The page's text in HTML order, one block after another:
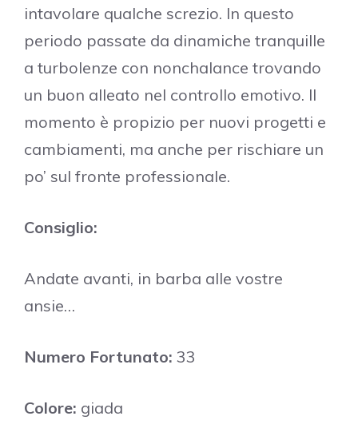
intavolare qualche screzio. In questo
periodo passate da dinamiche tranquille
a turbolenze con nonchalance trovando
un buon alleato nel controllo emotivo. Il
momento è propizio per nuovi progetti e
cambiamenti, ma anche per rischiare un
po’ sul fronte professionale.
Consiglio:
Andate avanti, in barba alle vostre
ansie…
Numero Fortunato: 33
Colore: giada